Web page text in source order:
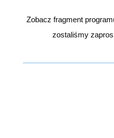
Zobacz fragment
zostaliśmy